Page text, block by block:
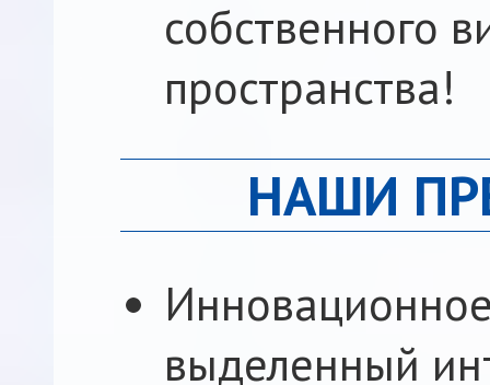
собственного
пространства!
НАШИ
выделенный